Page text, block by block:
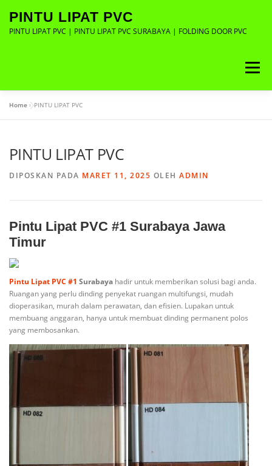
konten
PINTU LIPAT PVC
PINTU LIPAT PVC | PINTU LIPAT PVC SURABAYA | FOLDING DOOR PVC
Menu
Home »PINTU LIPAT PVC
PINTU LIPAT PVC
DIPOSKAN PADA MARET 11, 2025 OLEH ADMIN
Pintu Lipat PVC #1 Surabaya Jawa
Timur
Pintu Lipat PVC #1 Surabaya hadir untuk memberikan solusi bagi anda.
Ruangan yang perlu dinding penyekat ruangan multifungsi, mudah
dioperasikan, murah dalam perawatan, dan efisien. Lupakan untuk
membuang anggaran, hanya untuk membuat dinding permanent polos
yang membosankan.